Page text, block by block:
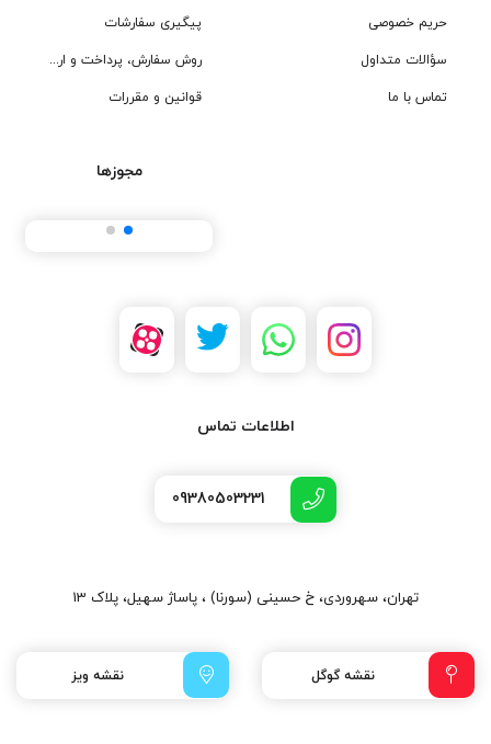
حریم خصوصی
سؤالات متداول
تماس با ما
پیگیری سفارشات
روش سفارش، پرداخت و ارسال
قوانین و مقررات
مجوزها
اطلاعات تماس
09380503231
تهران، سهروردی، خ حسینی (سورنا) ، پاساژ سهیل، پلاک 13
نقشه گوگل نقشه ویز